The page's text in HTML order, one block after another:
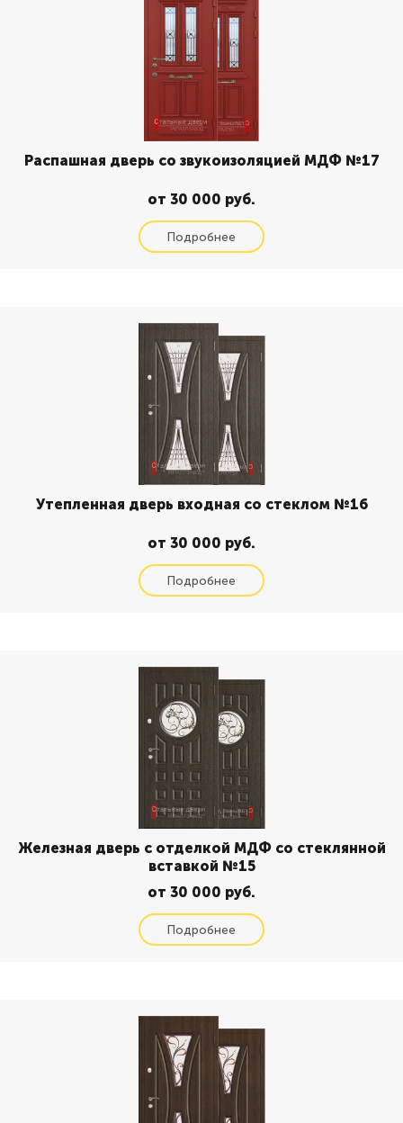
Распашная дверь со звукоизоляцией МДФ №17
от 30 000 руб.
Утепленная дверь входная со стеклом №16
от 30 000 руб.
Железная дверь с отделкой МДФ со стеклянной
вставкой №15
от 30 000 руб.